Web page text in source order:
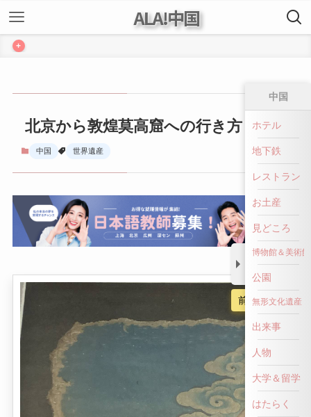
ALA!中国
+
北京から敦煌莫高窟への行き方
中国 世界遺産
前へ戻る
中国
ホテル
地下鉄
レストラン
お土産
見どころ
博物館＆美術館
公園
無形文化遺産
出来事
人物
大学＆留学
はたらく